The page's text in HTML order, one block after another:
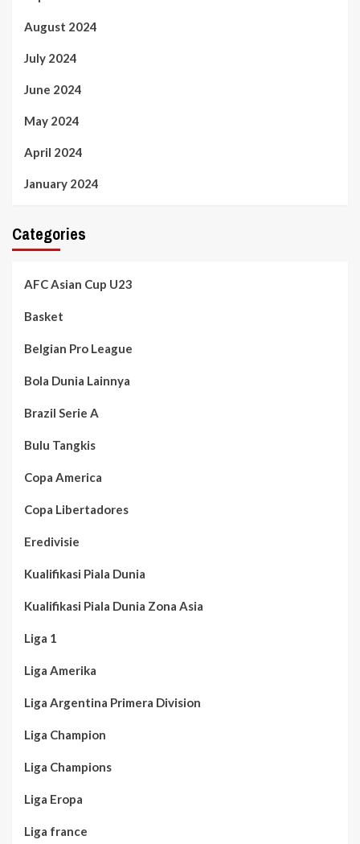
August 2024
July 2024
June 2024
May 2024
April 2024
January 2024
Categories
AFC Asian Cup U23
Basket
Belgian Pro League
Bola Dunia Lainnya
Brazil Serie A
Bulu Tangkis
Copa America
Copa Libertadores
Eredivisie
Kualifikasi Piala Dunia
Kualifikasi Piala Dunia Zona Asia
Liga 1
Liga Amerika
Liga Argentina Primera Division
Liga Champion
Liga Champions
Liga Eropa
Liga france